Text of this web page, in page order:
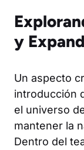
y
Un aspecto
introducción
el universo
mantener la
Dentro del